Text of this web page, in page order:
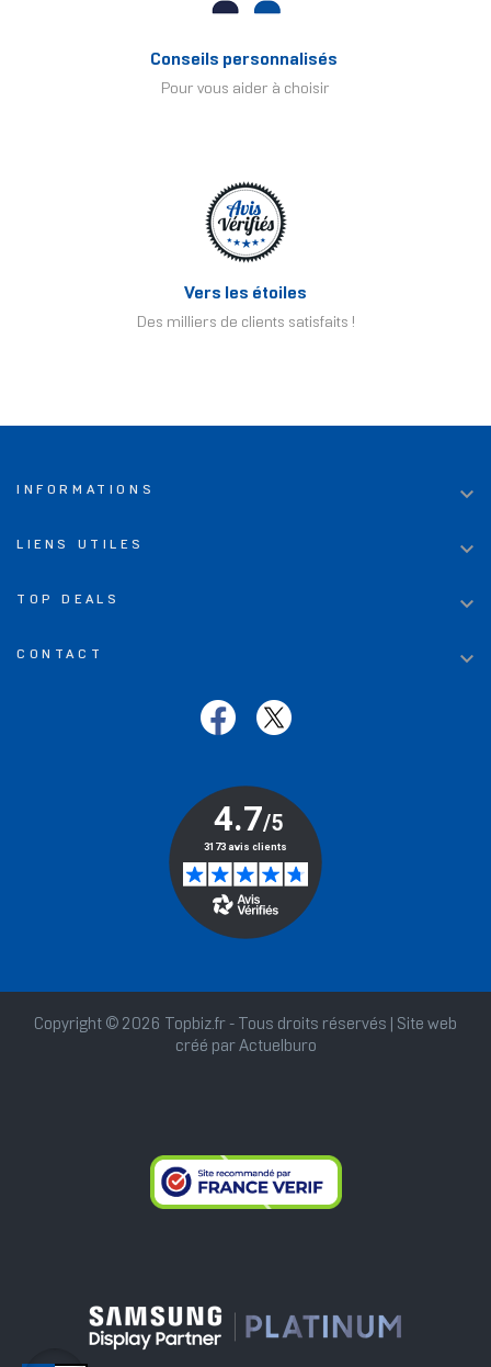
Conseils personnalisés
Pour vous aider à choisir
Vers les étoiles
Des milliers de clients satisfaits !
INFORMATIONS 
LIENS UTILES 
TOP DEALS 
CONTACT 
Copyright © 2026 Topbiz.fr - Tous droits réservés | Site web
créé par Actuelburo